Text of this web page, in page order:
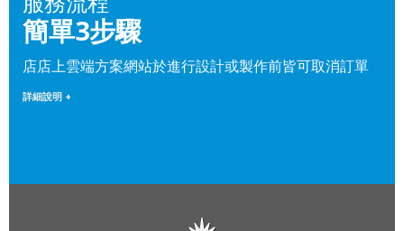
簡單3步驟
店店上雲端方案網站於進行設計或製作前皆可取消訂單
詳細說明 +